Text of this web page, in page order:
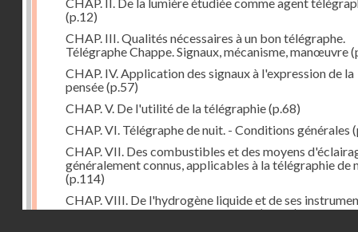
(p.12)
CHAP. III. Qualités nécessaires à un bon télégraphe.
Télégraphe Chappe. Signaux, mécanisme, manœuvre
CHAP. IV. Application des signaux à l'expression de la
pensée(p.57)
CHAP. V. De l'utilité de la télégraphie(p.68)
CHAP. VI. Télégraphe de nuit. - Conditions générales
CHAP. VII. Des combustibles et des moyens
généralement connus, applicables à la télégraphie de
(p.114)
CHAP. VIII. De l'hydrogène liquide et de ses
d'emploi dans la télégraphie de nuit(p.142)